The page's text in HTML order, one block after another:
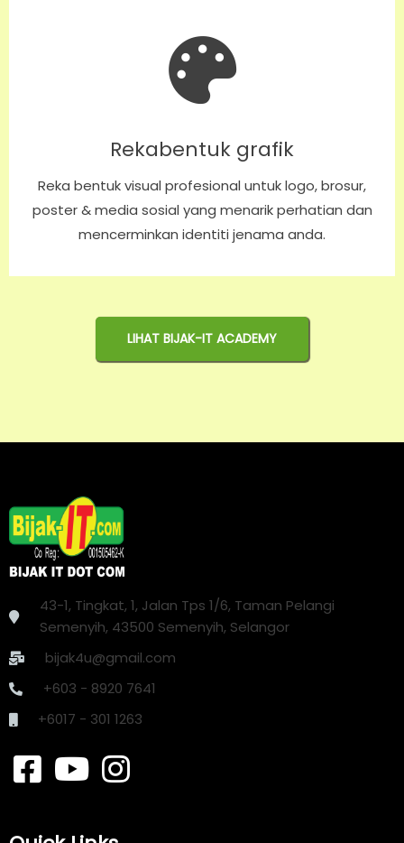
Rekabentuk grafik
Reka bentuk visual profesional untuk logo, brosur,
poster & media sosial yang menarik perhatian dan
mencerminkan identiti jenama anda.
LIHAT BIJAK-IT ACADEMY
43-1, Tingkat, 1, Jalan Tps 1/6, Taman Pelangi
Semenyih, 43500 Semenyih, Selangor
bijak4u@gmail.com
+603 - 8920 7641
+6017 - 301 1263